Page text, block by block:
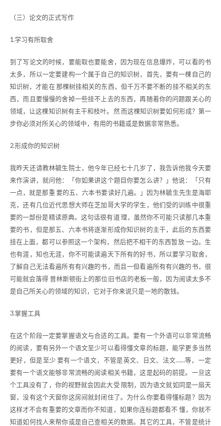
（三）论文的正式写作
1.学习有所取舍
到了写论文的时候，要能取也要能舍，因为现在信息爆炸，可以看的书
太多，所以一定要建构一个属于自己的知识树，首先，要有一棵自己的
知识树，才能在 那棵树挂相关的东西，但千万不要不断的挂不相关的东
西，而且要慢慢的舍掉一些挂不上去的东西，再随着你的问题跟关心的
领域，让这棵知识树有主干和枝叶。然 而这棵知识树要如何形成？第一
步你必须对所关心的领域中，有用的书籍或是数据非常熟悉。
2.形成你的知识树
我昨天还请教林毓生院士，他今年已经七十几岁了，我告诉他我今天要
来作演讲，就问他：「你如果讲这个题目你要怎么讲？」他说：「只有
一点，就是那重 要的五、六本书要读好几遍。」因为林毓生先生是海耶
克，还有几位近代思想大师在芝加哥大学的学生，他们受的训练中很重
要的一部份是精读原典。这句话很有道 理，虽然你不可能只读那几本重
要的书，但是那五、六本书将逐渐形成你知识树的主干，此后的东西要
挂在上面，都可以参照这一个架构，然后把不相干的东西暂放 一边。生
也有涯，知也无涯，你不可能读遍天下所有的好书，所以要学习取舍，
了解自己无法看遍所有有兴趣的书，而且一但看遍所有有兴趣的书，很
可能就会落得 普林斯顿街上的那位旧书店的老板一般，因为阅读太多不
是自己所关心的领域的知识，它对于你来说只是一地的散钱。
3.掌握工具
在这个阶段一定要掌握语文与合适的工具。要有一个外语可以非常流畅
的阅读，要有另外一个语文至少可以看得懂文章的标题，能学更多当然
更好，但是至少 要有一个语文，不管是英文、日文、法文……等，一定
要有一个语文能够非常流畅的阅读相关书籍，这是起码的前提。一旦这
个工具没有了，你的视野就会因此大受 限制，因为语文就如同是一扇天
窗，没有这个天窗你这房间就封闭住了。为什么你要看得懂标题？因为
这样才不会有重要的文章而你不知道，如果你连标题都看不 懂，你就不
知道如何找人来帮你或是自己查相关的数据。其它的工具，不管是统计